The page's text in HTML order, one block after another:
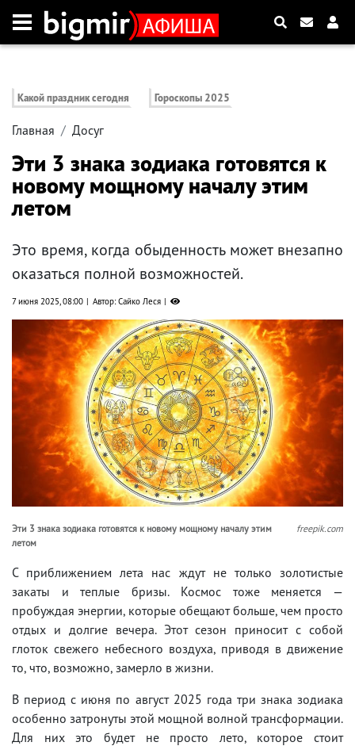
Какой праздник сегодня Гороскопы 2025
Главная Досуг
Эти 3 знака зодиака готовятся к
новому мощному началу этим
летом
Это время, когда обыденность может внезапно
оказаться полной возможностей.
7 июня 2025, 08:00 Автор: Сайко Леся
Эти 3 знака зодиака готовятся к новому мощному началу этим
летом
freepik.com
С приближением лета нас ждут не только золотистые
закаты и теплые бризы. Космос тоже меняется —
пробуждая энергии, которые обещают больше, чем просто
отдых и долгие вечера. Этот сезон приносит с собой
глоток свежего небесного воздуха, приводя в движение
то, что, возможно, замерло в жизни.
В период с июня по август 2025 года три знака зодиака
особенно затронуты этой мощной волной трансформации.
Для них это будет не просто лето, которое стоит